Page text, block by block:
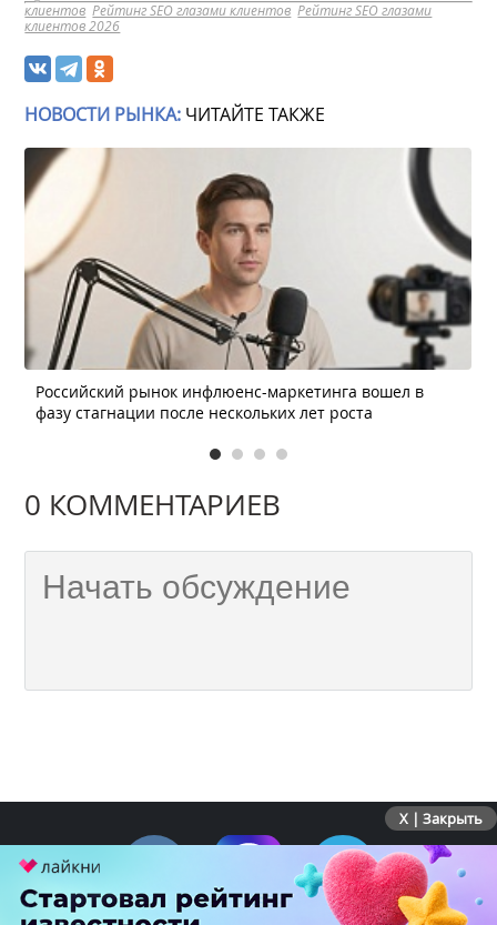
клиентов Рейтинг SEO глазами клиентов Рейтинг SEO глазами
клиентов 2026
НОВОСТИ РЫНКА: ЧИТАЙТЕ ТАКЖЕ
Российский рынок инфлюенс-маркетинга вошел в
фазу стагнации после нескольких лет роста
0 КОММЕНТАРИЕВ
X | Закрыть